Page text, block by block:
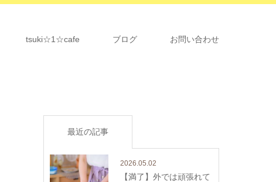
tsuki☆1☆cafe ブログ お問い合わせ
最近の記事
2026.05.02
【満了】外では頑張れて